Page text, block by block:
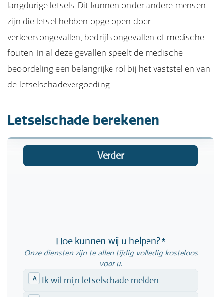
langdurige letsels. Dit kunnen onder andere mensen
zijn die letsel hebben opgelopen door
verkeersongevallen, bedrijfsongevallen of medische
fouten. In al deze gevallen speelt de medische
beoordeling een belangrijke rol bij het vaststellen van
de letselschadevergoeding.
Letselschade berekenen